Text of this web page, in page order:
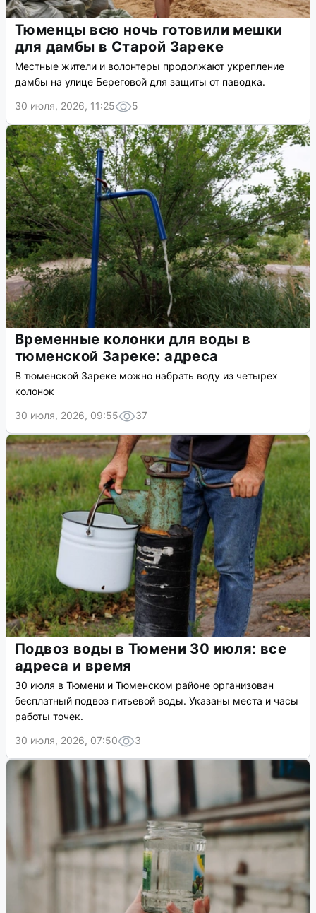
Тюменцы всю ночь готовили мешки
для дамбы в Старой Зареке
Местные жители и волонтеры продолжают укрепление
дамбы на улице Береговой для защиты от паводка.
30 июля, 2026, 11:25
5
Временные колонки для воды в
тюменской Зареке: адреса
В тюменской Зареке можно набрать воду из четырех
колонок
30 июля, 2026, 09:55
37
Подвоз воды в Тюмени 30 июля: все
адреса и время
30 июля в Тюмени и Тюменском районе организован
бесплатный подвоз питьевой воды. Указаны места и часы
работы точек.
30 июля, 2026, 07:50
3